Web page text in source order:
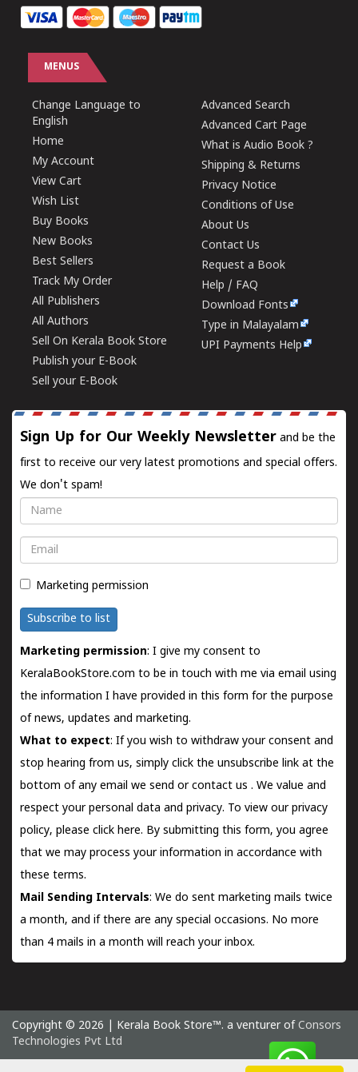
MENUS
Change Language to
English
Home
My Account
View Cart
Wish List
Buy Books
New Books
Best Sellers
Track My Order
All Publishers
All Authors
Sell On Kerala Book Store
Publish your E-Book
Sell your E-Book
Advanced Search
Advanced Cart Page
What is Audio Book ?
Shipping & Returns
Privacy Notice
Conditions of Use
About Us
Contact Us
Request a Book
Help / FAQ
Download Fonts
Type in Malayalam
UPI Payments Help
Sign Up for Our Weekly Newsletter and be the
first to receive our very latest promotions and special offers.
We don't spam!
Name
Email
Marketing permission
Subscribe to list
Marketing permission: I give my consent to
KeralaBookStore.com to be in touch with me via email using
the information I have provided in this form for the purpose
of news, updates and marketing.
What to expect: If you wish to withdraw your consent and
stop hearing from us, simply click the unsubscribe link at the
bottom of any email we send orcontact us . We value and
respect your personal data and privacy. To view our privacy
policy, please click here. By submitting this form, you agree
that we may process your information in accordance with
these terms.
Mail Sending Intervals: We do sent marketing mails twice
a month, and if there are any special occasions. No more
than 4 mails in a month will reach your inbox.
Copyright © 2026 | Kerala Book Store™. a venturer of Consors
Technologies Pvt Ltd